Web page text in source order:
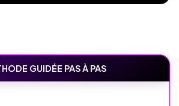
GUIDÉE PAS À PAS